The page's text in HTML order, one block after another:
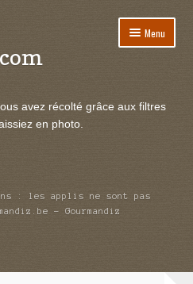
Menu
le
avez récolté grâce aux filtres
en photo.
: les applis ne sont pas
– Gourmandiz